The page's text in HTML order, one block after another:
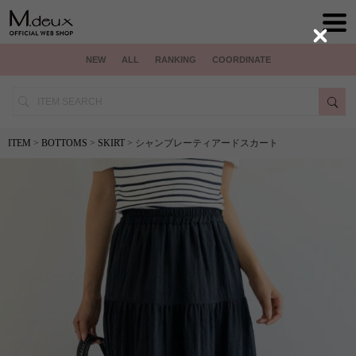
NEW ALL RANKING COORDINATE
ITEM > BOTTOMS > SKIRT > シャンブレーティアードスカート
Close